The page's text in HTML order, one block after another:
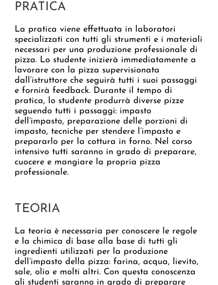
PRATICA
La pratica viene effettuata in laboratori
specializzati con tutti gli strumenti e i materiali
necessari per una produzione professionale di
pizza. Lo studente inizierà immediatamente a
lavorare con la pizza supervisionata
dall’istruttore che seguirà tutti i suoi passaggi
e fornirà feedback. Durante il tempo di
pratica, lo studente produrrà diverse pizze
seguendo tutti i passaggi: impasto
dell’impasto, preparazione delle porzioni di
impasto, tecniche per stendere l’impasto e
prepararlo per la cottura in forno. Nel corso
intensivo tutti saranno in grado di preparare,
cuocere e mangiare la propria pizza
professionale.
TEORIA
La teoria è necessaria per conoscere le regole
e la chimica di base alla base di tutti gli
ingredienti utilizzati per la produzione
dell’impasto della pizza: farina, acqua, lievito,
sale, olio e molti altri. Con questa conoscenza
gli studenti saranno in grado di preparare